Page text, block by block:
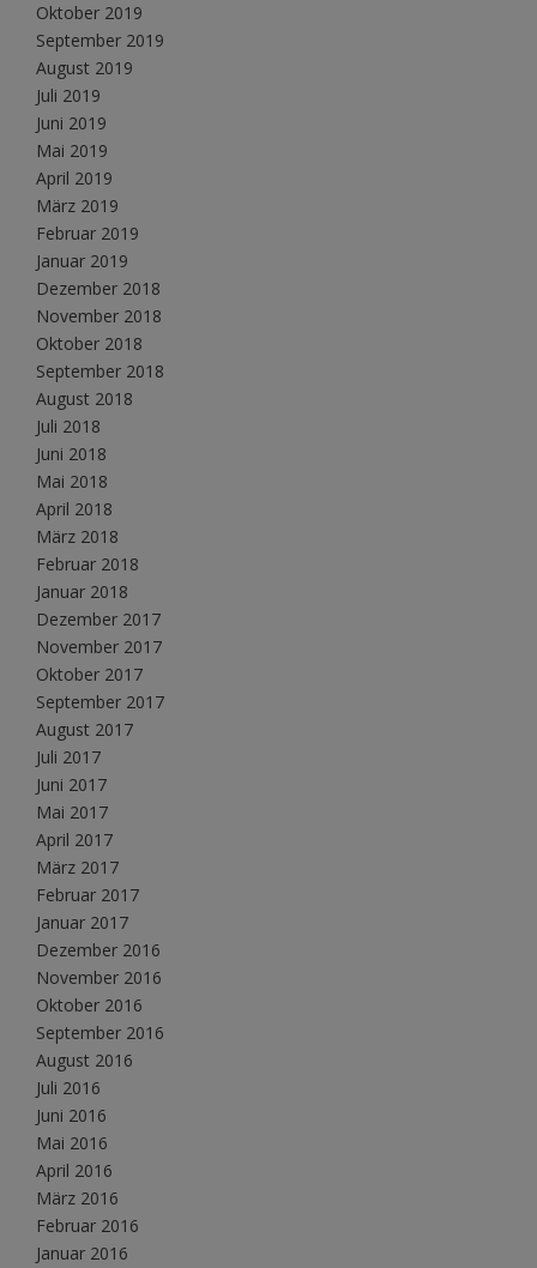
Oktober 2019
September 2019
August 2019
Juli 2019
Juni 2019
Mai 2019
April 2019
März 2019
Februar 2019
Januar 2019
Dezember 2018
November 2018
Oktober 2018
September 2018
August 2018
Juli 2018
Juni 2018
Mai 2018
April 2018
März 2018
Februar 2018
Januar 2018
Dezember 2017
November 2017
Oktober 2017
September 2017
August 2017
Juli 2017
Juni 2017
Mai 2017
April 2017
März 2017
Februar 2017
Januar 2017
Dezember 2016
November 2016
Oktober 2016
September 2016
August 2016
Juli 2016
Juni 2016
Mai 2016
April 2016
März 2016
Februar 2016
Januar 2016